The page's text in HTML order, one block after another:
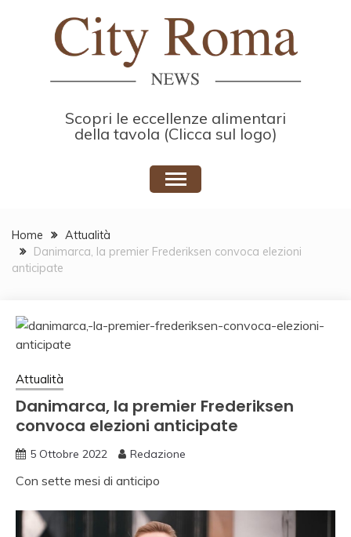
Scopri le eccellenze alimentari
della tavola (Clicca sul logo)
Home
Attualità
Danimarca, la premier Frederiksen convoca elezioni
anticipate
Attualità
Danimarca, la premier Frederiksen
convoca elezioni anticipate
5 Ottobre 2022 Redazione
Con sette mesi di anticipo